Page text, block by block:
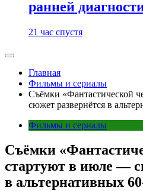
ранней
21 час спустя
Главная
Фильмы и сериалы
Съёмки «Фантастической
сюжет развернётся в
Фильмы и сериалы
Съёмки
стартуют в июле —
в альтернативных